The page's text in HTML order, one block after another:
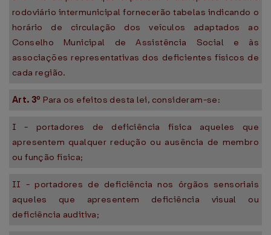
rodoviário intermunicipal fornecerão tabelas indicando o
horário de circulação dos veículos adaptados ao
Conselho Municipal de Assistência Social e às
associações representativas dos deficientes físicos de
cada região.
Art. 3º Para os efeitos desta lei, consideram-se:
I - portadores de deficiência física aqueles que
apresentem qualquer redução ou ausência de membro
ou função física;
II - portadores de deficiência nos órgãos sensoriais
aqueles que apresentem deficiência visual ou
deficiência auditiva;